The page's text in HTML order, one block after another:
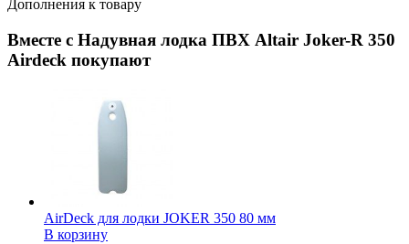
Дополнения к товару
Вместе с Надувная лодка ПВХ Altair Joker-R 350
Airdeck покупают
AirDeck для лодки JOKER 350 80 мм
В корзину